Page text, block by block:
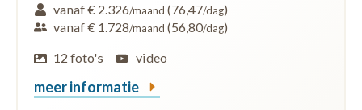
vanaf € 2.326/maand (76,47/dag)
vanaf € 1.728/maand (56,80/dag)
12 foto's
video
meer informatie